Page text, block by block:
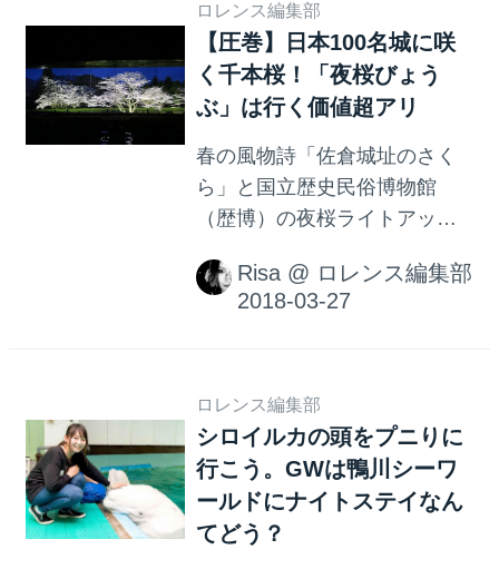
ロレンス編集部
【圧巻】日本100名城に咲
く千本桜！「夜桜びょう
ぶ」は行く価値超アリ
春の風物詩「佐倉城址のさく
ら」と国立歴史民俗博物館
（歴博）の夜桜ライトアップ
年も開催。 春色に染まった城
址公園を散策しながら、 同じ
Risa @ ロレンス編集部
ロレンス編集部
シロイルカの頭をプニりに
行こう。GWは鴨川シーワ
ールドにナイトステイなん
てどう？